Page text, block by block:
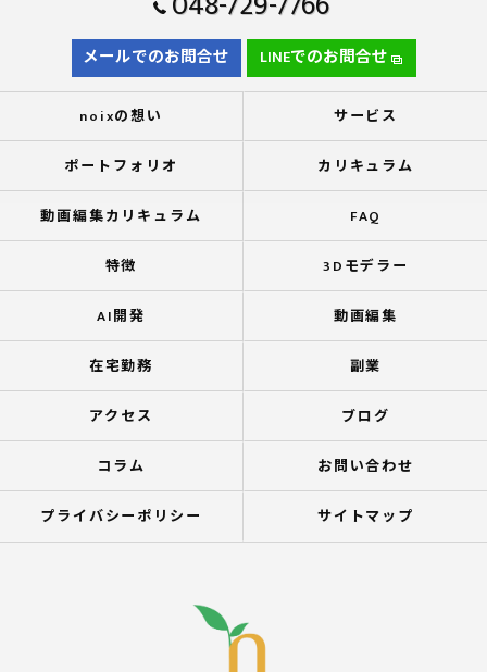
メールでのお問合せ LINEでのお問合せ
noixの想い サービス
ポートフォリオ カリキュラム
動画編集カリキュラム FAQ
特徴 3Dモデラー
AI開発 動画編集
在宅勤務 副業
アクセス ブログ
コラム お問い合わせ
プライバシーポリシー サイトマップ